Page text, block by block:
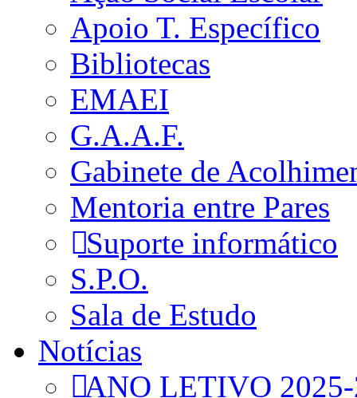
Apoio T. Específico
Bibliotecas
EMAEI
G.A.A.F.
Gabinete de
Mentoria entre Pares
Suporte informático
S.P.O.
Sala de Estudo
Notícias
ANO LETIVO